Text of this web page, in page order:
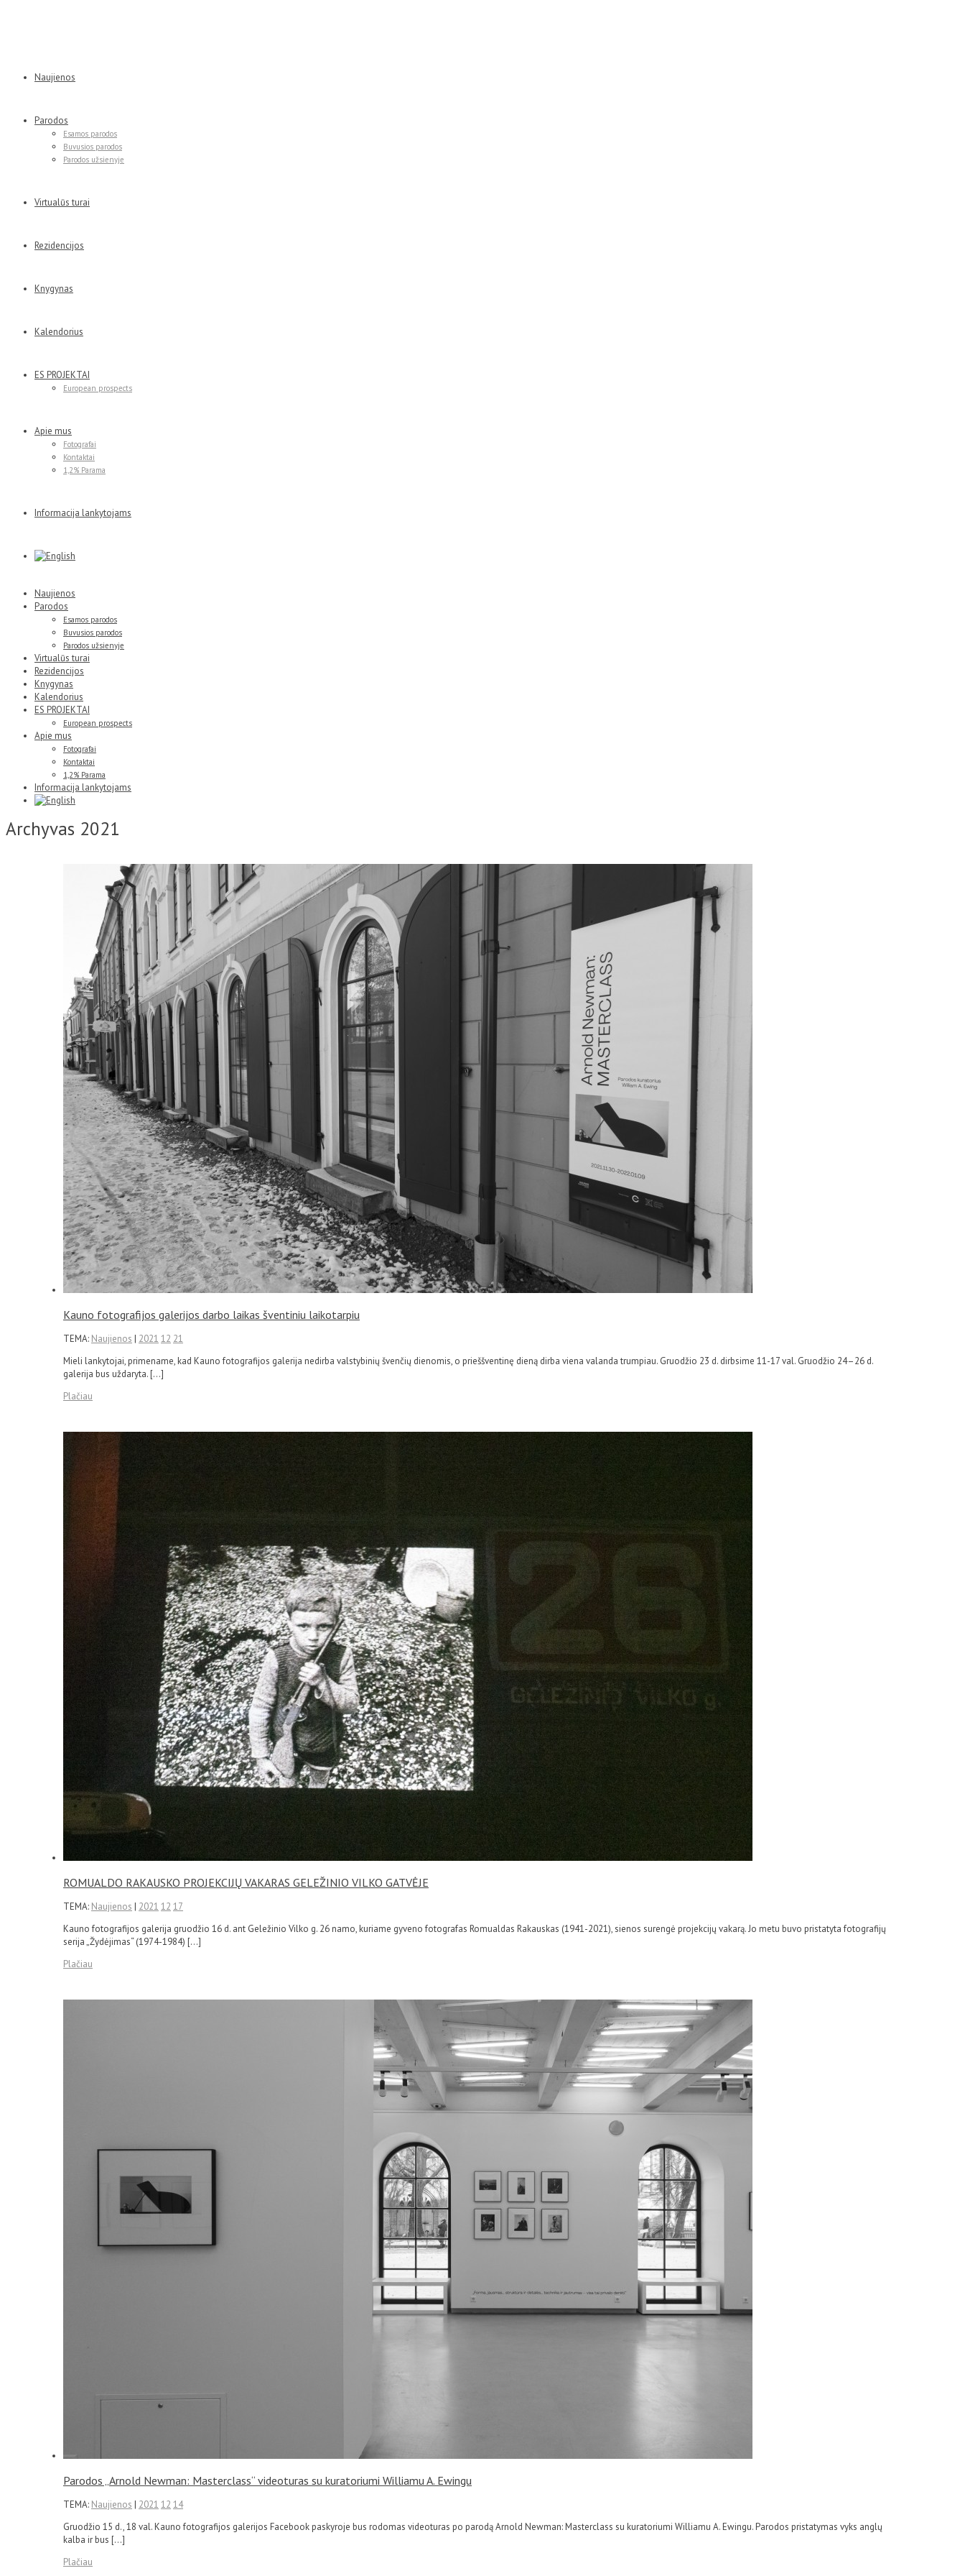
Naujienos
Parodos
Esamos parodos
Buvusios parodos
Parodos užsienyje
Virtualūs turai
Rezidencijos
Knygynas
Kalendorius
ES PROJEKTAI
European prospects
Apie mus
Fotografai
Kontaktai
1,2% Parama
Informacija lankytojams
Naujienos
Parodos
Esamos parodos
Buvusios parodos
Parodos užsienyje
Virtualūs turai
Rezidencijos
Knygynas
Kalendorius
ES PROJEKTAI
European prospects
Apie mus
Fotografai
Kontaktai
1,2% Parama
Informacija lankytojams
Archyvas 2021
Kauno fotografijos galerijos darbo laikas šventiniu laikotarpiu
TEMA: Naujienos | 2021 12 21
Mieli lankytojai, primename, kad Kauno fotografijos galerija nedirba valstybinių švenčių dienomis, o prieššventinę dieną dirba viena valanda trumpiau. Gruodžio 23 d. dirbsime 11-17 val. Gruodžio 24–26 d.
galerija bus uždaryta. […]
Plačiau
ROMUALDO RAKAUSKO PROJEKCIJŲ VAKARAS GELEŽINIO VILKO GATVĖJE
TEMA: Naujienos | 2021 12 17
Kauno fotografijos galerija gruodžio 16 d. ant Geležinio Vilko g. 26 namo, kuriame gyveno fotografas Romualdas Rakauskas (1941-2021), sienos surengė projekcijų vakarą. Jo metu buvo pristatyta fotografijų
serija „Žydėjimas“ (1974-1984) […]
Plačiau
Parodos „Arnold Newman: Masterclass“ videoturas su kuratoriumi Williamu A. Ewingu
TEMA: Naujienos | 2021 12 14
Gruodžio 15 d., 18 val. Kauno fotografijos galerijos Facebook paskyroje bus rodomas videoturas po parodą Arnold Newman: Masterclass su kuratoriumi Williamu A. Ewingu. Parodos pristatymas vyks anglų
kalba ir bus […]
Plačiau